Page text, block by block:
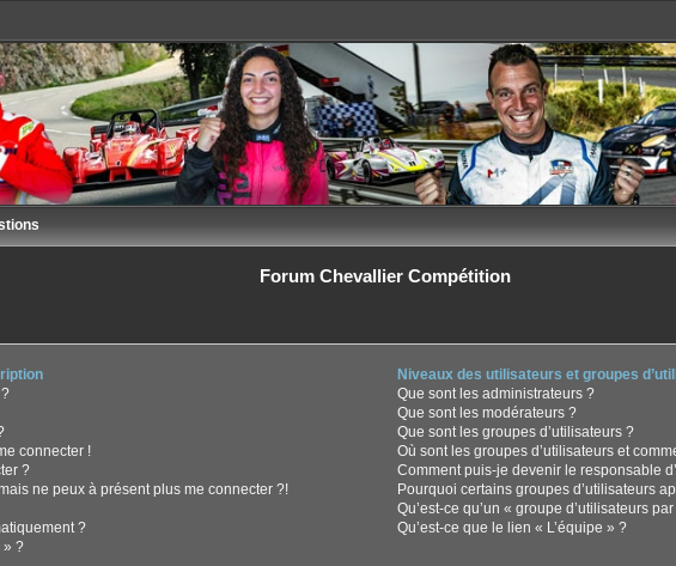
Forum Chevallier Compétition
connecter !
?
ne peux à présent plus me connecter ?!
?
» ?
Niveaux des utilisateurs et groupes
Que sont les administrateurs ?
Que sont les modérateurs ?
Que sont les groupes d’utilisateurs ?
Où sont les groupes d’utilisateurs et
Comment puis-je devenir le responsable
Pourquoi certains groupes d’utilisateurs
Qu’est-ce qu’un « groupe d’utilisateurs
Qu’est-ce que le lien « L’équipe » ?